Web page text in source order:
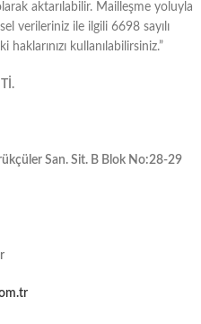
aktarılabilir. Mailleşme yoluyla
verileriniz ile ilgili 6698 sayılı
kullanılabilirsiniz.”
San. Sit. B Blok No:28-29